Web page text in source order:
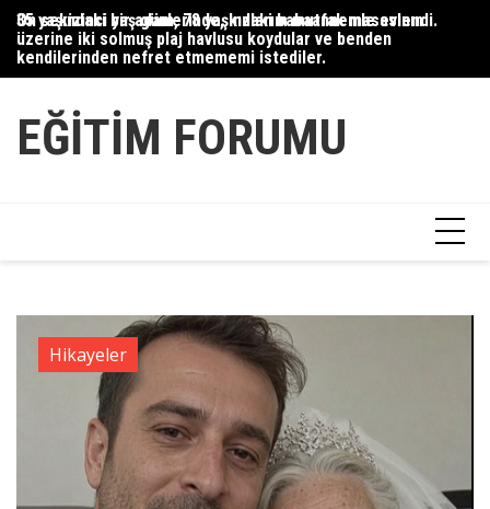
Skip
content
35 yaşındaki bir adam, 78 yaşındaki babaannemle evlendi.
On sekizinci yaş günlerinde, kızlarım mutfak masasının
üzerine iki solmuş plaj havlusu koydular ve benden
kendilerinden nefret etmememi istediler.
EĞITIM FORUMU
Hikayeler